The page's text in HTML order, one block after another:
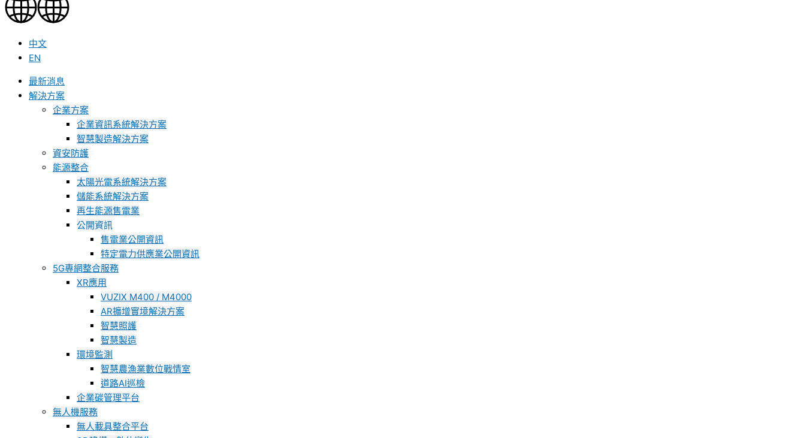
中文
EN
最新消息
解決方案
企業方案
企業資訊系統解決方案
智慧製造解決方案
資安防護
能源整合
太陽光電系統解決方案
儲能系統解決方案
再生能源售電業
公開資訊
售電業公開資訊
特定電力供應業公開資訊
5G專網整合服務
XR應用
VUZIX M400 / M4000
AR擴增實境解決方案
智慧照護
智慧製造
環境監測
智慧農漁業數位戰情室
道路AI巡檢
企業碳管理平台
無人機服務
無人載具整合平台